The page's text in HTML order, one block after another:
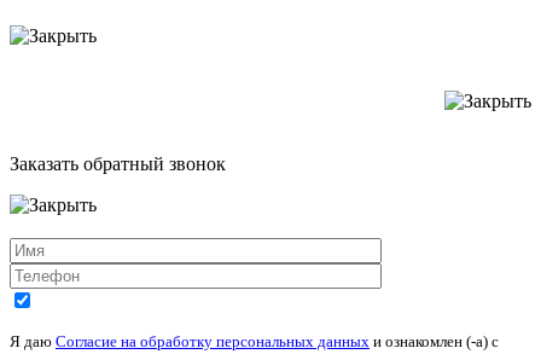
Заказать обратный звонок
Я даю Согласие на обработку персональных данных и ознакомлен (-а) c